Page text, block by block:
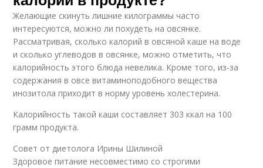
Желающие скинуть лишние килограммы часто
интересуются, можно ли похудеть на овсянке.
Рассматривая, сколько калорий в овсяной каше на воде
и сколько углеводов в овсянке, можно отметить, что
калорийность этого блюда невелика. Кроме того, из-за
содержания в овсе витаминоподобного вещества
инозитола приходит в норму уровень холестерина.
Калорийность такой каши составляет 303 ккал на 100
грамм продукта.
Совет от диетолога Ирины Шилиной
Здоровое питание несовместимо со строгими